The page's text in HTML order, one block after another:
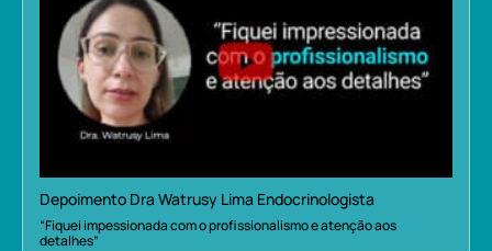
Depoimento Dra Watrusy Lima Endocrinologista
“Fiquei impessionada com o profissionalismo e atenção aos
detalhes”